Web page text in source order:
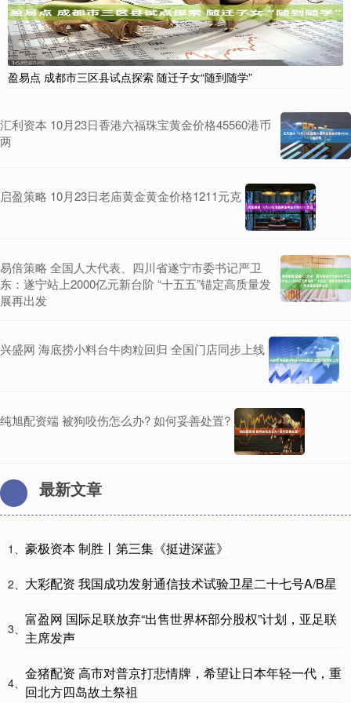
盈易点 成都市三区县试点探索 随迁子女“随到随学”
汇利资本 10月23日香港六福珠宝黄金价格45560港币
两
启盈策略 10月23日老庙黄金黄金价格1211元克
易倍策略 全国人大代表、四川省遂宁市委书记严卫
东：遂宁站上2000亿元新台阶 “十五五”锚定高质量发
展再出发
兴盛网 海底捞小料台牛肉粒回归 全国门店同步上线
纯旭配资端 被狗咬伤怎么办? 如何妥善处置?
最新文章
1、 豪极资本 制胜丨第三集《挺进深蓝》
2、 大彩配资 我国成功发射通信技术试验卫星二十七号A/B星
3、
富盈网 国际足联放弃“出售世界杯部分股权”计划，亚足联
主席发声
4、
金猪配资 高市对普京打悲情牌，希望让日本年轻一代，重
回北方四岛故土祭祖